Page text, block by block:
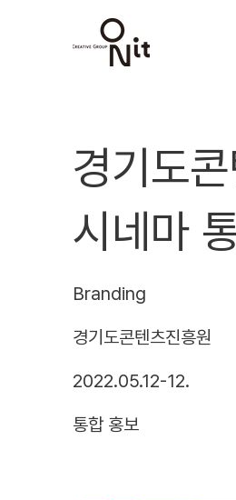
경기도
시네마
Branding
경기도콘텐츠진흥원
2022.05.12-12.
통합 홍보